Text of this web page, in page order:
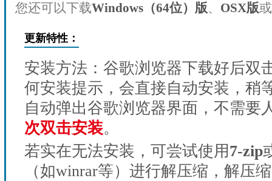
您还可以下载Windows（64位）版、 OSX版或
更新特性：
安装方法：谷歌浏览器下载好后双
何安装提示，会直接自动安装，稍
自动弹出谷歌浏览器界面，不需要
次双击安装。
若实在无法安装，可尝试使用7-zip
（如winrar等）进行解压缩，解压